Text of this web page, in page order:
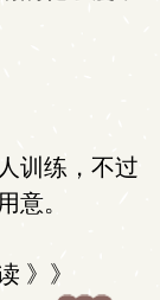
训练，不过
意。
》》